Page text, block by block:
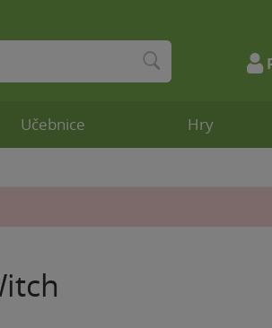
Učebnice Hry